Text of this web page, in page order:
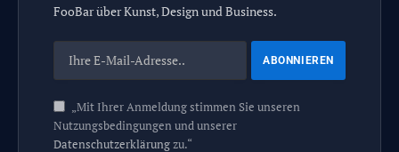
FooBar über Kunst, Design und Business.
„Mit Ihrer Anmeldung stimmen Sie unseren
Nutzungsbedingungen und unserer
Datenschutzerklärungzu.“